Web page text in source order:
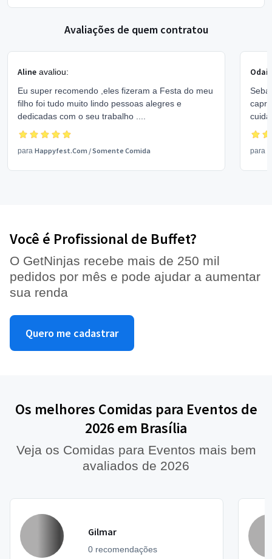
Avaliações de quem contratou
Aline avaliou:
Eu super recomendo ,eles fizeram a Festa do meu
filho foi tudo muito lindo pessoas alegres e
dedicadas com o seu trabalho ....
para Happyfest.Com /Somente Comida
e
para
Você é Profissional de Buffet?
O GetNinjas recebe mais de 250 mil
pedidos por mês e pode ajudar a aumentar
sua renda
Quero me cadastrar
Os melhores Comidas para Eventos de
2026 em Brasília
Veja os Comidas para Eventos mais bem
avaliados de 2026
Gilmar
0 recomendações